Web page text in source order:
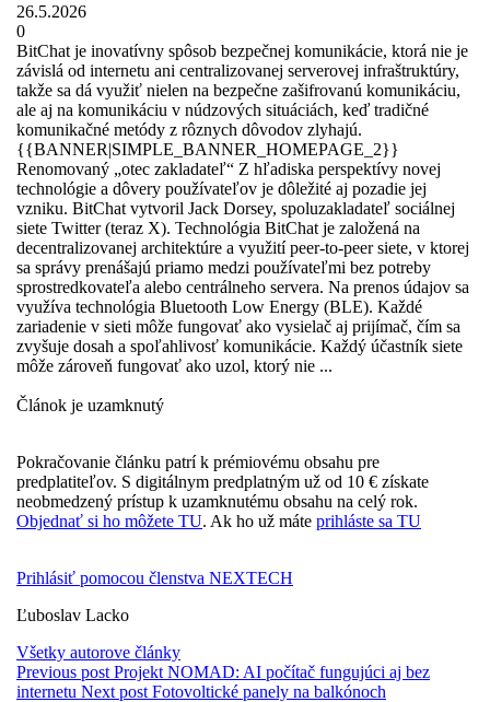
26.5.2026
0
BitChat je inovatívny spôsob bezpečnej komunikácie, ktorá nie je
závislá od internetu ani centralizovanej serverovej infraštruktúry,
takže sa dá využiť nielen na bezpečne zašifrovanú komunikáciu,
ale aj na komunikáciu v núdzových situáciách, keď tradičné
komunikačné metódy z rôznych dôvodov zlyhajú.
{{BANNER|SIMPLE_BANNER_HOMEPAGE_2}}
Renomovaný „otec zakladateľ“ Z hľadiska perspektívy novej
technológie a dôvery používateľov je dôležité aj pozadie jej
vzniku. BitChat vytvoril Jack Dorsey, spoluzakladateľ sociálnej
siete Twitter (teraz X). Technológia BitChat je založená na
decentralizovanej architektúre a využití peer-to-peer siete, v ktorej
sa správy prenášajú priamo medzi používateľmi bez potreby
sprostredkovateľa alebo centrálneho servera. Na prenos údajov sa
využíva technológia Bluetooth Low Energy (BLE). Každé
zariadenie v sieti môže fungovať ako vysielač aj prijímač, čím sa
zvyšuje dosah a spoľahlivosť komunikácie. Každý účastník siete
môže zároveň fungovať ako uzol, ktorý nie ...
Článok je uzamknutý
Pokračovanie článku patrí k prémiovému obsahu pre
predplatiteľov. S digitálnym predplatným už od 10 € získate
neobmedzený prístup k uzamknutému obsahu na celý rok.
Objednať si ho môžete TU. Ak ho už máte prihláste sa TU
Prihlásiť pomocou členstva NEXTECH
Ľuboslav Lacko
Všetky autorove články
Previous post Projekt NOMAD: AI počítač fungujúci aj bez
internetu Next post Fotovoltické panely na balkónoch